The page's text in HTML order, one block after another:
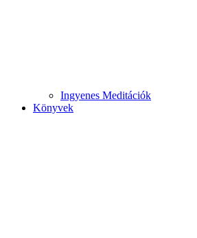
Ingyenes Meditációk
Könyvek